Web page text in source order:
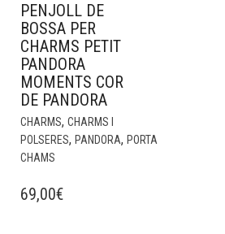
PENJOLL DE
BOSSA PER
CHARMS PETIT
PANDORA
MOMENTS COR
DE PANDORA
CHARMS, CHARMS I
POLSERES, PANDORA, PORTA
CHAMS
69,00€